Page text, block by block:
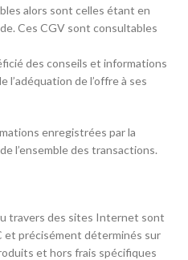
alors sont celles étant en
Ces CGV sont consultables
des conseils et informations
l’adéquation de l’offre à ses
enregistrées par la
l’ensemble des transactions.
travers des sites Internet sont
et précisément déterminés sur
et hors frais spécifiques